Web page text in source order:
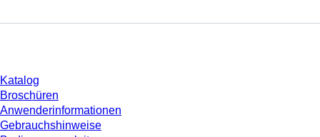
Katalog
Broschüren
Anwenderinformationen
Gebrauchshinweise